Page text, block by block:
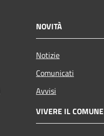
NOVITÀ
Notizie
Comunicati
Avvisi
VIVERE IL COMUNE